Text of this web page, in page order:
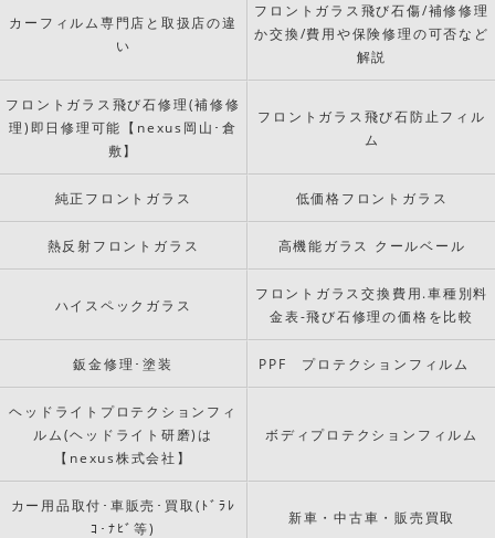
カーフィルム専門店と取扱店の違
い
フロントガラス飛び石傷/補修修理
か交換/費用や保険修理の可否など
解説
フロントガラス飛び石修理(補修修
理)即日修理可能【nexus岡山･倉
敷】
フロントガラス飛び石防止フィル
ム
純正フロントガラス 低価格フロントガラス
熱反射フロントガラス 高機能ガラス クールベール
ハイスペックガラス
フロントガラス交換費用.車種別料
金表-飛び石修理の価格を比較
鈑金修理･塗装 PPF プロテクションフィルム
ヘッドライトプロテクションフィ
ルム(ヘッドライト研磨)は
【nexus株式会社】
ボディプロテクションフィルム
カー用品取付･車販売･買取(ﾄﾞﾗﾚ
ｺ･ﾅﾋﾞ等)
新車・中古車・販売買取